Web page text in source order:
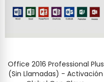
Office 2016 Professional Plus
(Sin Llamadas) - Activación